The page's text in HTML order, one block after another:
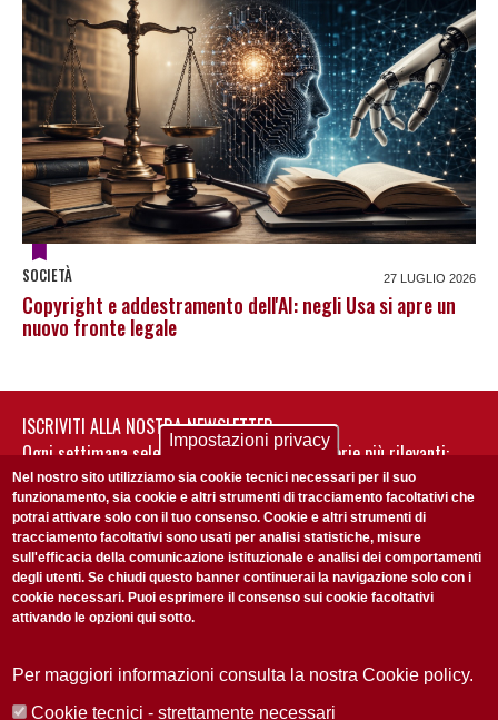
SOCIETÀ 27 LUGLIO 2026
Copyright e addestramento dell'AI: negli Usa si apre un
nuovo fronte legale
ISCRIVITI ALLA NOSTRA NEWSLETTER
Ogni settimana selezioniamo per te nostre storie più rilevanti:
non perderti gli aggiornamenti della nostra newsletter
Accetto laPrivacy Policy
Impostazioni privacy
Nel nostro sito utilizziamo sia cookie tecnici necessari per il suo
funzionamento, sia cookie e altri strumenti di tracciamento facoltativi che
potrai attivare solo con il tuo consenso. Cookie e altri strumenti di
tracciamento facoltativi sono usati per analisi statistiche, misure
sull'efficacia della comunicazione istituzionale e analisi dei comportamenti
degli utenti. Se chiudi questo banner continuerai la navigazione solo con i
cookie necessari. Puoi esprimere il consenso sui cookie facoltativi
attivando le opzioni qui sotto.
Per maggiori informazioni consulta la nostra Cookie policy.
Cookie tecnici - strettamente necessari